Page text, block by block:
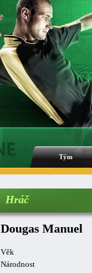
Tým
Hráč
Dougas Manuel
Věk
Národnost